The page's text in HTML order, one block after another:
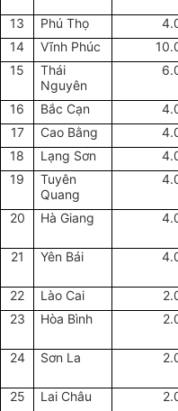
13
Phú Thọ
14
Vĩnh Phúc
15
Thái
Nguyên
16 Bắc Cạn
17
Cao Bằng
18
Lạng Sơn
19
Tuyên
Quang
20 Hà Giang
21 Yên Bái
22 Lào Cai
23
Hòa Bình
24 Sơn La
25 Lai Châu